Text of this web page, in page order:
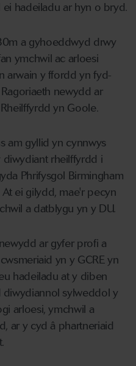
ei hadeiladu ar hyn o bryd.
a gyhoeddwyd drwy
ymchwil ac arloesi
arwain y ffordd yn fyd-
newydd ar
yn Goole.
am gyllid yn cynnwys
diwydiant rheilffyrdd i
Phrifysgol Birmingham
ei gilydd, mae'r pecyn
a datblygu yn y DU.
ar gyfer profi a
yn y GCRE yn
hadeiladu at y diben
sylweddol y
arloesi, ymchwil a
ar y cyd â phartneriaid